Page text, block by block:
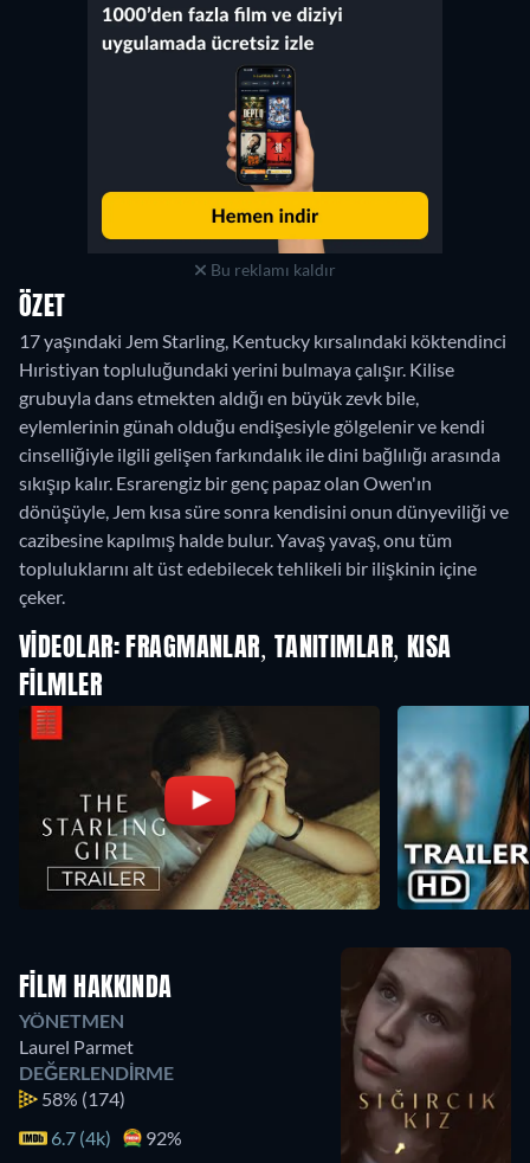
Bu reklamı kaldır
ÖZET
17 yaşındaki Jem Starling, Kentucky kırsalındaki köktendinci
Hıristiyan topluluğundaki yerini bulmaya çalışır. Kilise
grubuyla dans etmekten aldığı en büyük zevk bile,
eylemlerinin günah olduğu endişesiyle gölgelenir ve kendi
cinselliğiyle ilgili gelişen farkındalık ile dini bağlılığı arasında
sıkışıp kalır. Esrarengiz bir genç papaz olan Owen'ın
dönüşüyle, Jem kısa süre sonra kendisini onun dünyeviliği ve
cazibesine kapılmış halde bulur. Yavaş yavaş, onu tüm
topluluklarını alt üst edebilecek tehlikeli bir ilişkinin içine
çeker.
VIDEOLAR: FRAGMANLAR, TANITIMLAR, KISA
FILMLER
FILM HAKKINDA
YÖNETMEN
Laurel Parmet
DEĞERLENDIRME
58% (174)
6.7 (4k)
92%